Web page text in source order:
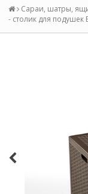
Сараи, шатры,
- столик для подушек